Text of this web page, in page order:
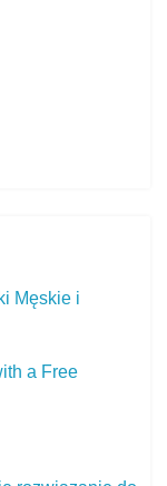
Męskie i
a Free